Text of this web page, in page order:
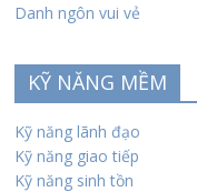
Danh ngôn vui vẻ
KỸ NĂNG MỀM
Kỹ năng lãnh đạo
Kỹ năng giao tiếp
Kỹ năng sinh tồn